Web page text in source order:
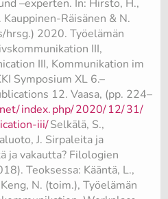
–experten. In: Hirsto, H.,
Räisänen & N.
hrsg.) 2020. Työelämän
III,
III, Kommunikation im
Symposium XL 6.–
12. Vaasa, (pp. 224–
net/index.php/2020/12/31/
iii/Selkälä, S.,
J. Sirpaleita ja
ja vakautta? Filologien
Teoksessa: Kääntä, L.,
N. (toim.), Työelämän